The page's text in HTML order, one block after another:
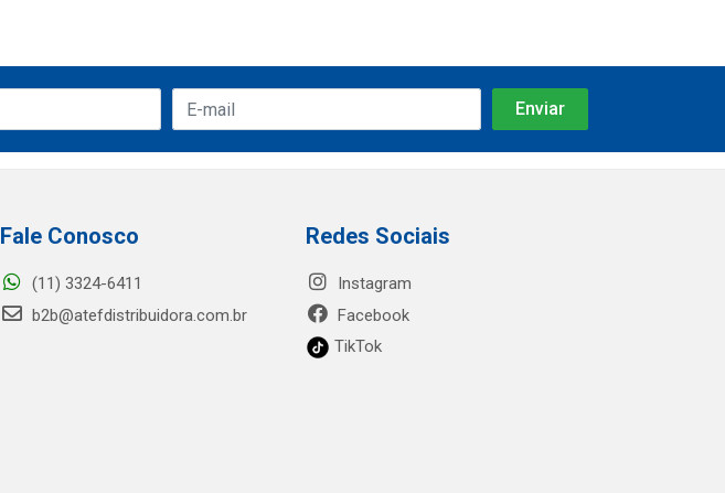
Fale Conosco
(11) 3324-6411
b2b@atefdistribuidora.com.br
Redes Sociais
Instagram
Facebook
TikTok